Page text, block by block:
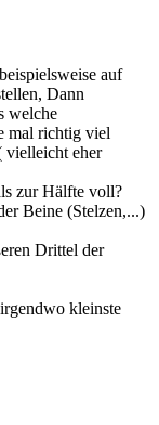
auf
Dann
welche
mal richtig viel
vielleicht eher
zur Hälfte voll?
Beine (Stelzen,...)
Drittel der
kleinste